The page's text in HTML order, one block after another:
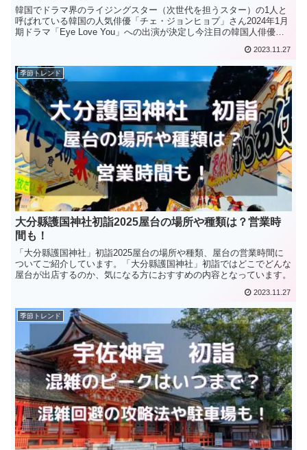
韓国でドラマ界のライジングスター（次世代を担うスター）の1人と
呼ばれている韓国の人気俳優「チェ・ジョンヒョプ」さん2024年1月
期ドラマ「Eye Love You」への出演が決定し今注目の韓国人俳優で
2023.11.27
季節トレンド
大分縣護国神社初詣2025屋台の場所や種類は？営業時
間も！
「大分縣護国神社」初詣2025屋台の場所や種類、屋台の営業時間に
ついてご紹介しています。「大分縣護国神社」初詣ではどこでどんな
屋台が出店するのか、気になる方におすすめの内容となっています。
2023.11.27
季節トレンド